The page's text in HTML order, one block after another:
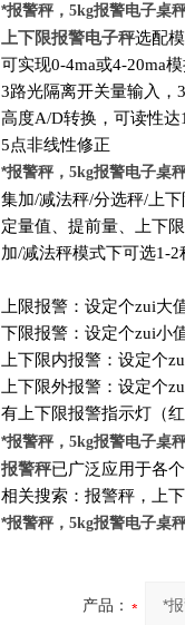
*报警秤， 5kg报警电子桌
上下限报警电子秤选配
可实现0-4ma或4-20ma
3路光隔离开关量输入，
高度A/D转换，可读性
5点非线性修正
*报警秤， 5kg报警电子桌
集加/减法秤/分选秤/上
定量值、提前量、上下
加/减法秤模式下可选1-
上限报警：设定个zui大
下限报警：设定个zui小
上下限内报警：设定个
上下限外报警：设定个
有上下限报警指示灯（
*报警秤， 5kg报警电子桌
报警秤已广泛应用于各
相关搜索：报警秤，上
*报警秤， 5kg报警电子桌
产品：